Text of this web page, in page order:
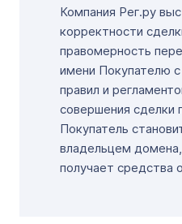
Компания Рег.ру
корректности
правомерность
имени Покупателю
правил и
совершения сделки
Покупатель
владельцем
получает средства